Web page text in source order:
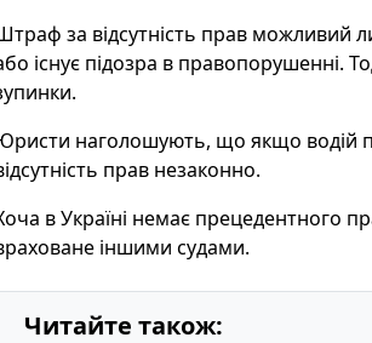
за відсутність прав можливий
існує підозра в правопорушенні.
наголошують, що якщо водій
прав незаконно.
в Україні немає прецедентного
іншими судами.
Читайте також: